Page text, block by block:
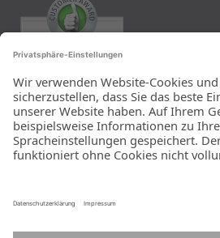
385 reviews from real customers
(last 12 months)
Total: 11283
Die Auswahl und die
Einfachheit der
Bestellung.